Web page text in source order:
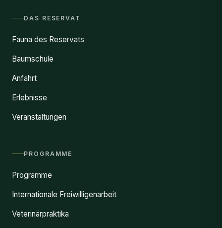
DAS RESERVAT
Fauna des Reservats
Baumschule
Anfahrt
Erlebnisse
Veranstaltungen
PROGRAMME
Programme
Internationale Freiwilligenarbeit
Veterinärpraktika